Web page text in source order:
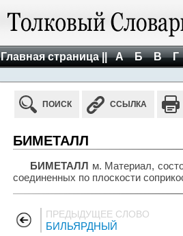
Главная страница || А Б В Г
ПОИСК ССЫЛКА
БИМЕТАЛЛ
БИМЕТАЛЛ м. Материал,
соединенных по плоскости
ПРЕДЫДУЩЕЕ СЛОВО
БИЛЬЯРДНЫЙ